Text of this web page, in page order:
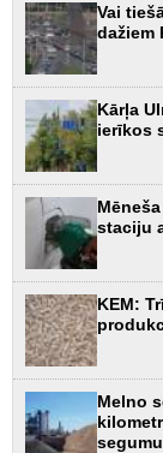
Vai
dažiem
Kārļa
ierīkos
staciju
KEM:
Melno
segumu